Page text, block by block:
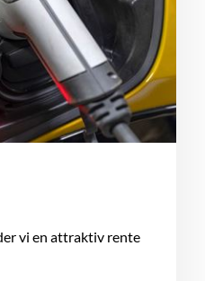
vi en attraktiv rente